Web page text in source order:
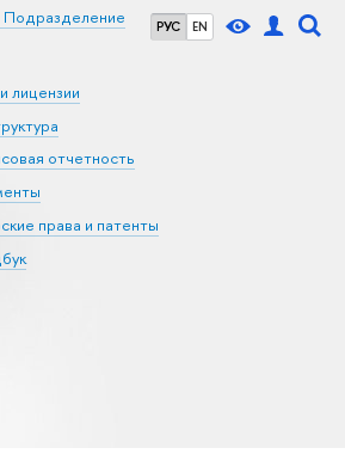
РУС EN
Подразделение
лицензии
отчетность
права и патенты